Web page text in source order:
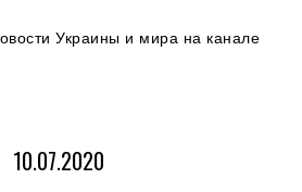
Украины и мира на канале
10.07.2020